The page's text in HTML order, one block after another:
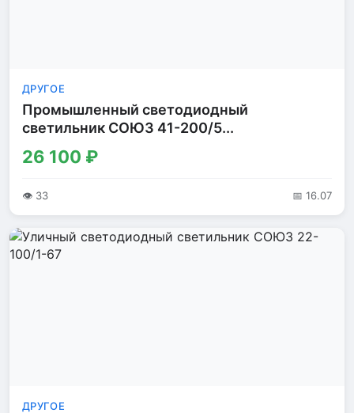
ДРУГОЕ
Промышленный светодиодный
светильник СОЮЗ 41-200/5...
26 100 ₽
👁 33 📅 16.07
ДРУГОЕ